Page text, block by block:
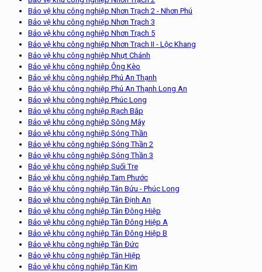
Bảo vệ khu công nghiệp Nhơn Trạch 2 - Nhơn Phú
Bảo vệ khu công nghiệp Nhơn Trạch 3
Bảo vệ khu công nghiệp Nhơn Trạch 5
Bảo vệ khu công nghiệp Nhơn Trạch II - Lộc Khang
Bảo vệ khu công nghiệp Nhựt Chánh
Bảo vệ khu công nghiệp Ông Kèo
Bảo vệ khu công nghiệp Phú An Thạnh
Bảo vệ khu công nghiệp Phú An Thạnh Long An
Bảo vệ khu công nghiệp Phúc Long
Bảo vệ khu công nghiệp Rạch Bắp
Bảo vệ khu công nghiệp Sông Mây
Bảo vệ khu công nghiệp Sóng Thần
Bảo vệ khu công nghiệp Sóng Thần 2
Bảo vệ khu công nghiệp Sóng Thần 3
Bảo vệ khu công nghiệp Suối Tre
Bảo vệ khu công nghiệp Tam Phước
Bảo vệ khu công nghiệp Tân Bửu - Phúc Long
Bảo vệ khu công nghiệp Tân Định An
Bảo vệ khu công nghiệp Tân Đông Hiệp
Bảo vệ khu công nghiệp Tân Đông Hiệp A
Bảo vệ khu công nghiệp Tân Đông Hiệp B
Bảo vệ khu công nghiệp Tân Đức
Bảo vệ khu công nghiệp Tân Hiệp
Bảo vệ khu công nghiệp Tân Kim